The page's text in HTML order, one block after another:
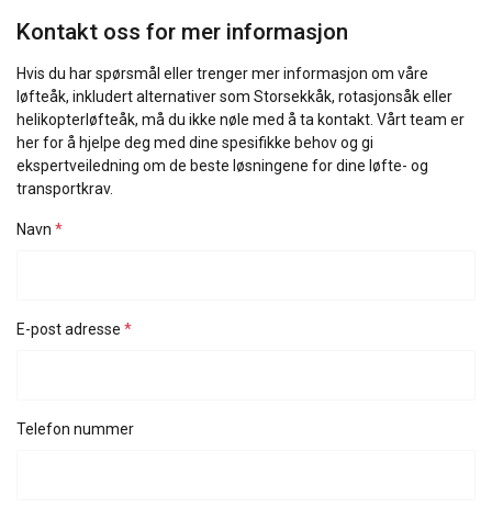
Kontakt oss for mer informasjon
Hvis du har spørsmål eller trenger mer informasjon om våre
løfteåk, inkludert alternativer som Storsekkåk, rotasjonsåk eller
helikopterløfteåk, må du ikke nøle med å ta kontakt. Vårt team er
her for å hjelpe deg med dine spesifikke behov og gi
ekspertveiledning om de beste løsningene for dine løfte- og
transportkrav.
Navn
E-post adresse
Telefon nummer